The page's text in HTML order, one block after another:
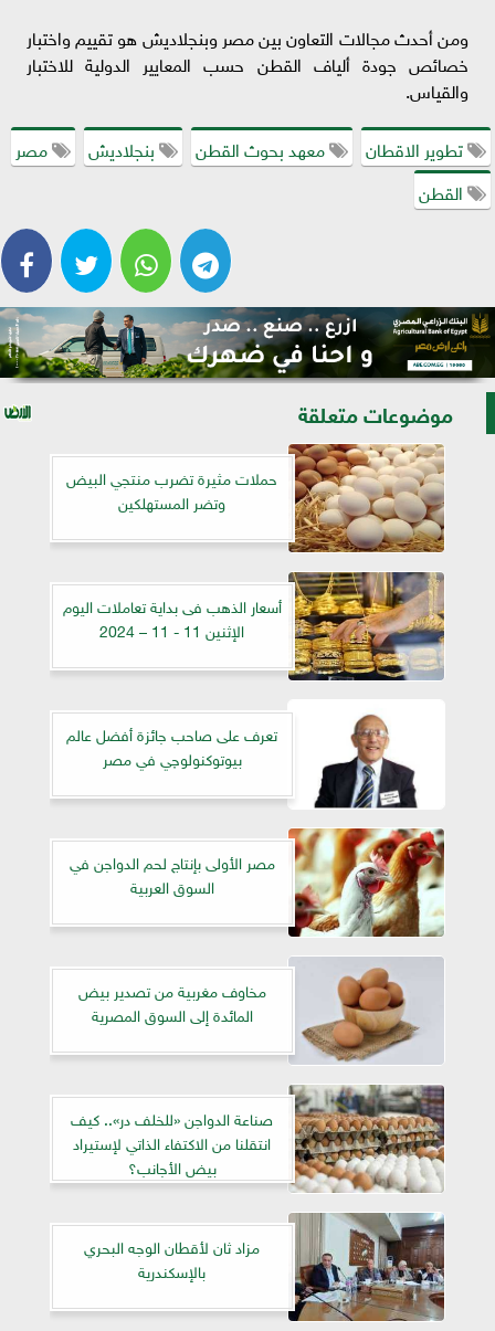
ومن أحدث مجالات التعاون بين مصر وبنجلاديش هو تقييم واختبار
خصائص جودة ألياف القطن حسب المعايير الدولية للاختبار
والقياس.
تطوير الاقطان
معهد بحوث القطن بنجلاديش
مصر
القطن
موضوعات متعلقة
حملات مثيرة تضرب منتجي البيض
وتضر المستهلكين
أسعار الذهب فى بداية تعاملات اليوم
الإثنين 11 - 11 – 2024
تعرف على صاحب جائزة أفضل عالم
بيوتوكنولوچي في مصر
مصر الأولى بإنتاج لحم الدواجن في
السوق العربية
مخاوف مغربية من تصدير بيض
المائدة إلى السوق المصرية
صناعة الدواجن «للخلف در».. كيف
انتقلنا من الاكتفاء الذاتي لإستيراد
بيض الأجانب؟
مزاد ثان لأقطان الوجه البحري
بالإسكندرية